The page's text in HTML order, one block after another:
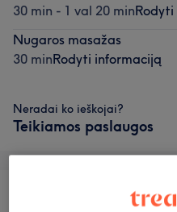
30 min - 1 val 20 min
Nugaros masažas
30 minRodyti informaciją
Neradai ko ieškojai?
Teikiamos paslaugos